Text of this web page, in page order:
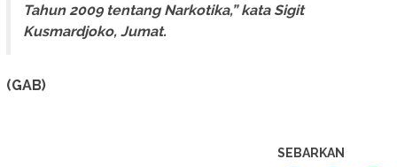
Tahun 2009 tentang Narkotika,” kata Sigit
Kusmardjoko, Jumat.
(GAB)
SEBARKAN